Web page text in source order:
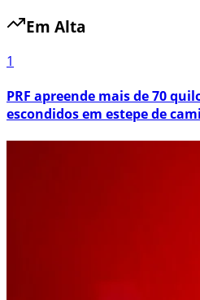
Em Alta
1
PRF apreende mais de 70
escondidos em estepe de